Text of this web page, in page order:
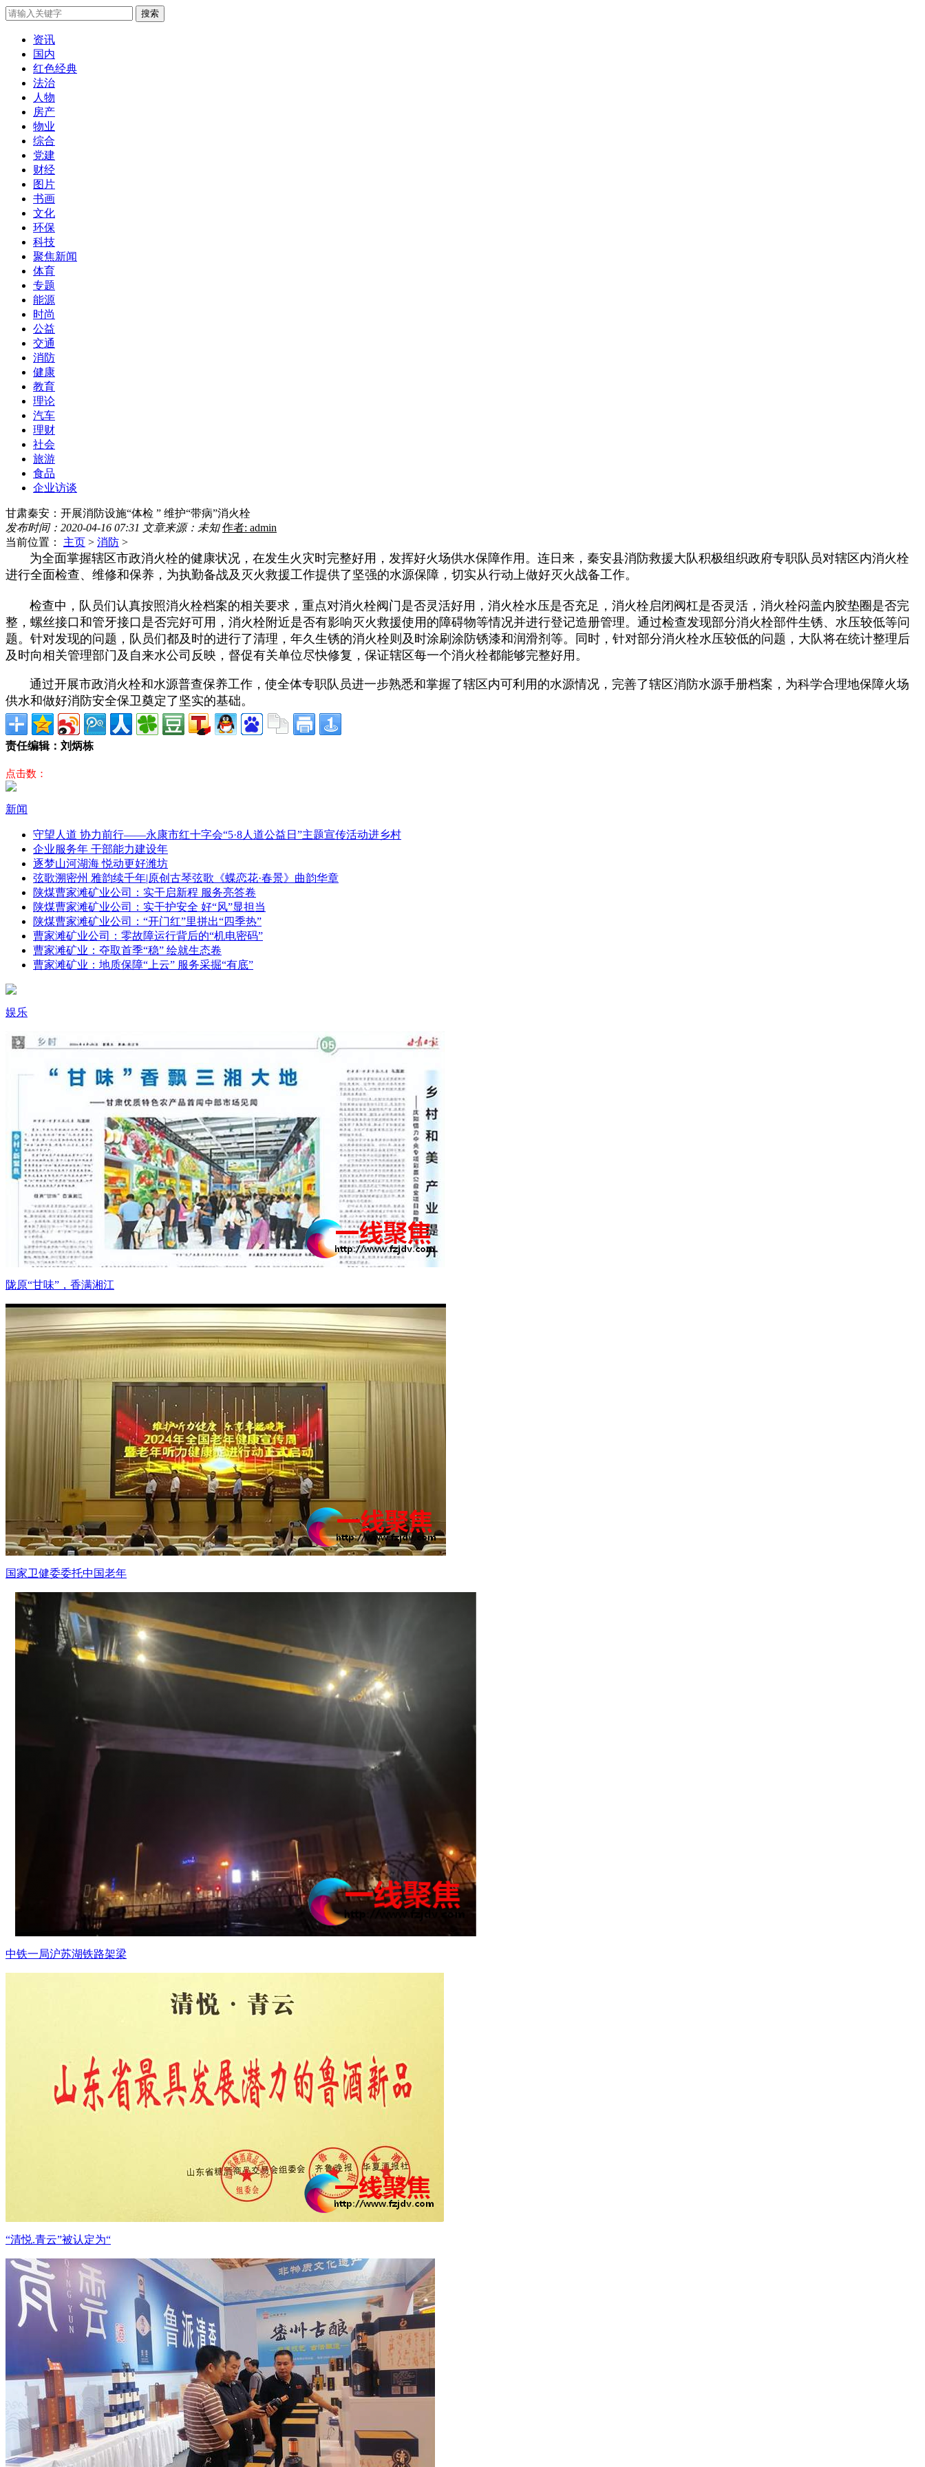
搜索
资讯
国内
红色经典
法治
人物
房产
物业
综合
党建
财经
图片
书画
文化
环保
科技
聚焦新闻
体育
专题
能源
时尚
公益
交通
消防
健康
教育
理论
汽车
理财
社会
旅游
食品
企业访谈
甘肃秦安：开展消防设施“体检 ” 维护“带病”消火栓
发布时间：2020-04-16 07:31 文章来源：未知 作者: admin
当前位置： 主页 > 消防 >
为全面掌握辖区市政消火栓的健康状况，在发生火灾时完整好用，发挥好火场供水保障作用。连日来，秦安县消防救援大队积极组织政府专职队员对辖区内消火栓
进行全面检查、维修和保养，为执勤备战及灭火救援工作提供了坚强的水源保障，切实从行动上做好灭火战备工作。
检查中，队员们认真按照消火栓档案的相关要求，重点对消火栓阀门是否灵活好用，消火栓水压是否充足，消火栓启闭阀杠是否灵活，消火栓闷盖内胶垫圈是否完
整，螺丝接口和管牙接口是否完好可用，消火栓附近是否有影响灭火救援使用的障碍物等情况并进行登记造册管理。通过检查发现部分消火栓部件生锈、水压较低等问
题。针对发现的问题，队员们都及时的进行了清理，年久生锈的消火栓则及时涂刷涂防锈漆和润滑剂等。同时，针对部分消火栓水压较低的问题，大队将在统计整理后
及时向相关管理部门及自来水公司反映，督促有关单位尽快修复，保证辖区每一个消火栓都能够完整好用。
通过开展市政消火栓和水源普查保养工作，使全体专职队员进一步熟悉和掌握了辖区内可利用的水源情况，完善了辖区消防水源手册档案，为科学合理地保障火场
供水和做好消防安全保卫奠定了坚实的基础。
责任编辑：刘炳栋
点击数：
新闻
守望人道 协力前行——永康市红十字会“5·8人道公益日”主题宣传活动进乡村
企业服务年 干部能力建设年
逐梦山河湖海 悦动更好潍坊
弦歌溯密州 雅韵续千年|原创古琴弦歌《蝶恋花·春景》曲韵华章
陕煤曹家滩矿业公司：实干启新程 服务亮答卷
陕煤曹家滩矿业公司：实干护安全 好“风”显担当
陕煤曹家滩矿业公司：“开门红”里拼出“四季热”
曹家滩矿业公司：零故障运行背后的“机电密码”
曹家滩矿业：夺取首季“稳” 绘就生态卷
曹家滩矿业：地质保障“上云” 服务采掘“有底”
娱乐
陇原“甘味”，香满湘江
国家卫健委委托中国老年
中铁一局沪苏湖铁路架梁
“清悦.青云”被认定为“